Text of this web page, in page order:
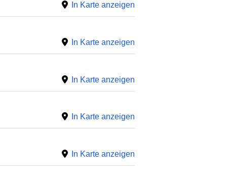
In Karte anzeigen
In Karte anzeigen
In Karte anzeigen
In Karte anzeigen
In Karte anzeigen